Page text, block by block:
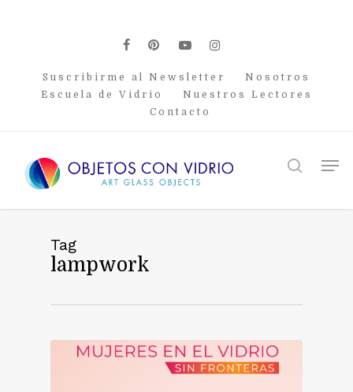
facebook
pinterest
youtubeinstagram
Suscribirme al Newsletter
Nosotros
Escuela de Vidrio
Nuestros Lectores
Contacto
search
Tag
lampwork